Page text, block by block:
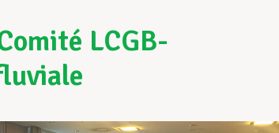
LCGB-